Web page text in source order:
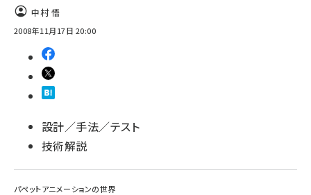
中村 悟
2008年11月17日 20:00
設計／手法／テスト
技術解説
パペットアニメーションの世界